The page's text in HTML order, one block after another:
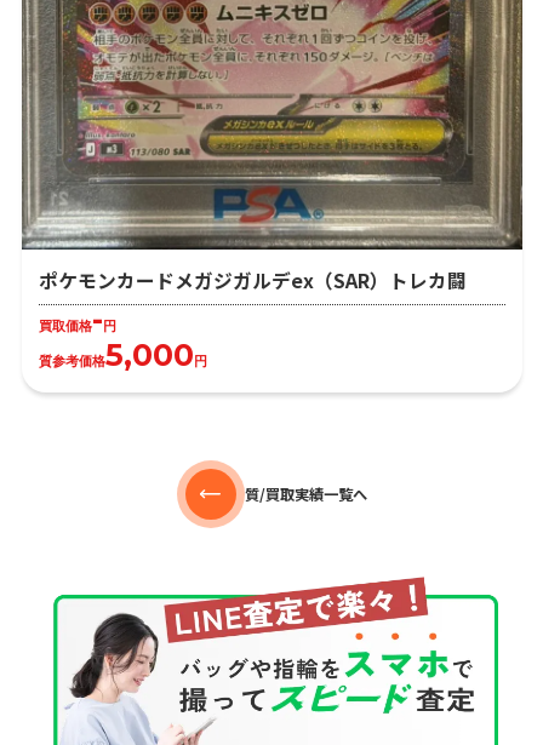
ポケモンカードメガジガルデex（SAR）トレカ闘
買取価格- 円
質参考価格5,000 円
質/買取実績一覧へ